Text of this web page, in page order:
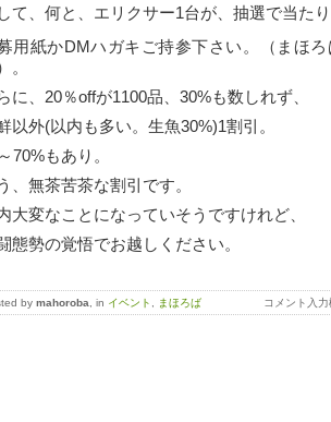
て、何と、エリクサー1台が、抽選で当た
用紙かDMハガキご持参下さい。（まほ
。
に、20％offが1100品、30%も数しれず、
以外(以内も多い。生魚30%)1割引。
70%もあり。
、無茶苦茶な割引です。
大変なことになっていそうですけれど、
態勢の覚悟でお越しください。
by mahoroba , in イベント まほろば コメント入力